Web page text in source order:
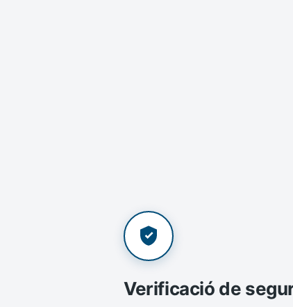
Verificació de